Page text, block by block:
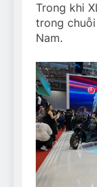
Trong khi
trong
Nam.